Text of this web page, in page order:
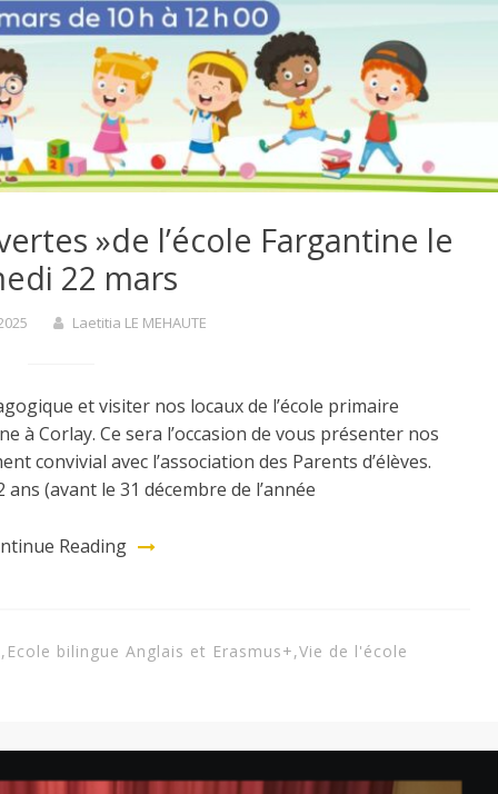
»de l’école Fargantine le
22 mars
Laetitia LE MEHAUTE
et visiter nos locaux de l’école primaire
à Corlay. Ce sera l’occasion de vous présenter nos
convivial avec l’association des Parents d’élèves.
(avant le 31 décembre de l’année
Reading
, Ecole bilingue Anglais et Erasmus+,Vie de l'école